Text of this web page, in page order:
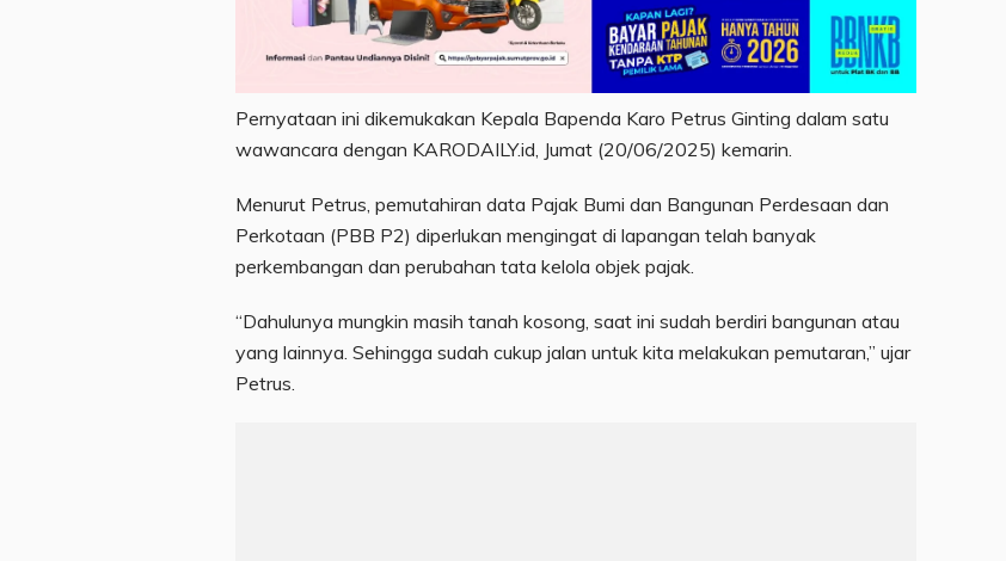
Pernyataan ini dikemukakan Kepala Bapenda Karo Petrus Ginting dalam satu
wawancara dengan KARODAILY.id, Jumat (20/06/2025) kemarin.
Menurut Petrus, pemutahiran data Pajak Bumi dan Bangunan Perdesaan dan
Perkotaan (PBB P2) diperlukan mengingat di lapangan telah banyak
perkembangan dan perubahan tata kelola objek pajak.
“Dahulunya mungkin masih tanah kosong, saat ini sudah berdiri bangunan atau
yang lainnya. Sehingga sudah cukup jalan untuk kita melakukan pemutaran,” ujar
Petrus.